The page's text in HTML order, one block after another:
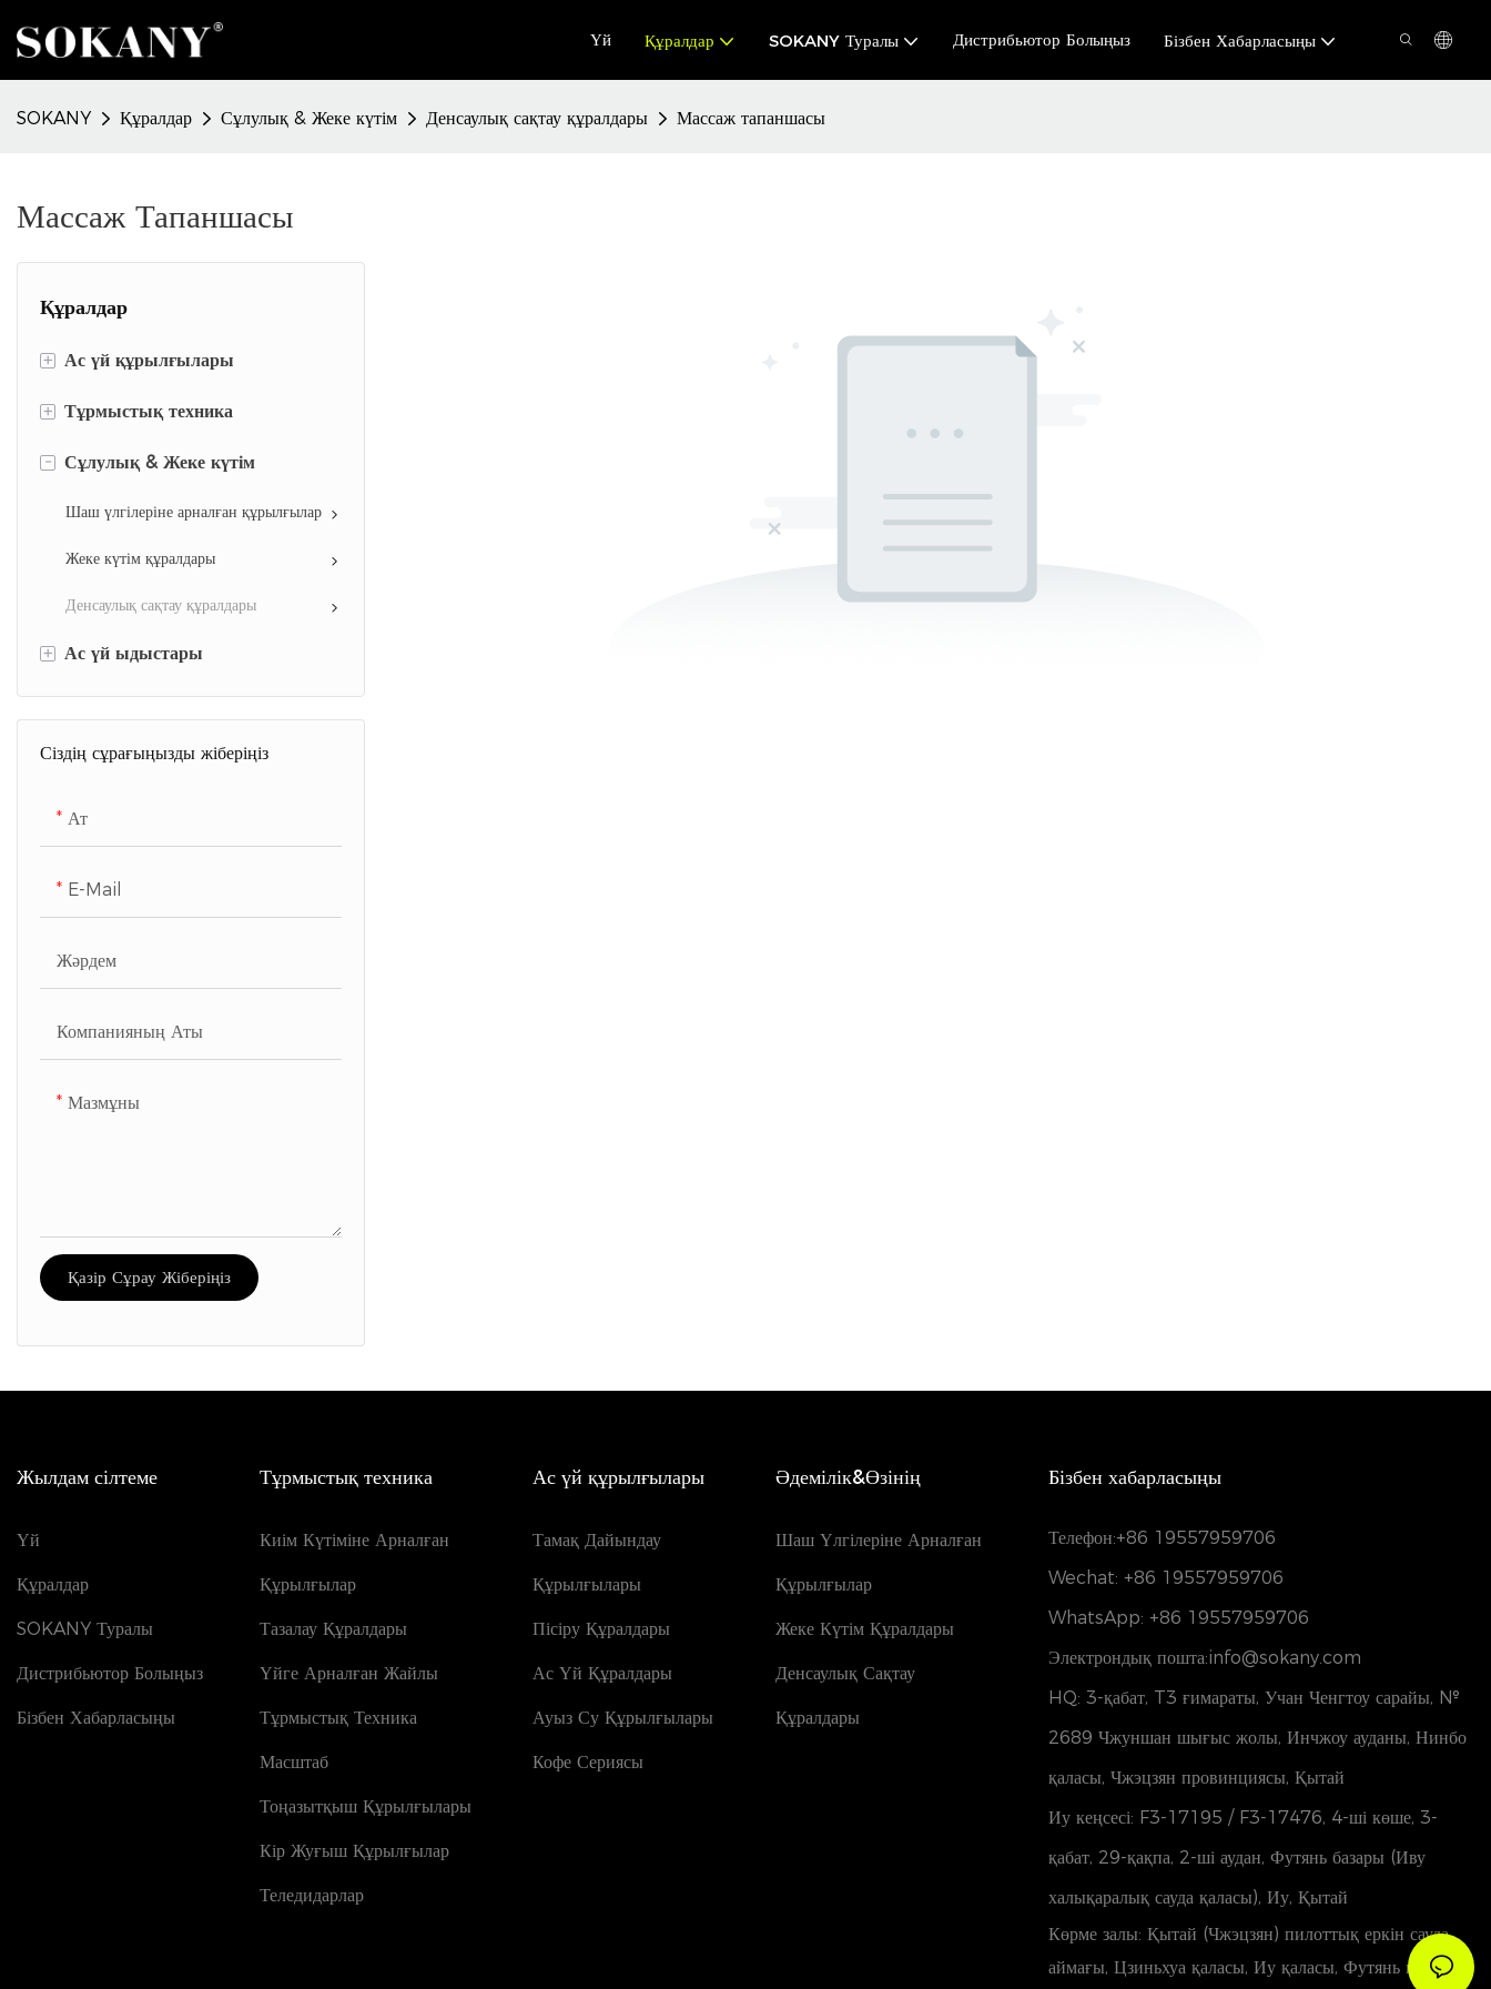
Үй Құралдар SOKANY Туралы Дистрибьютор Болыңыз Бізбен Хабарласыңы
SOKANY Құралдар Сұлулық & Жеке күтім Денсаулық сақтау құралдары Массаж тапаншасы
Массаж Тапаншасы
Құралдар
+ Ас үй құрылғылары
Тамақ дайындау құрылғылары
Пісіру құралдары
Ас үй құралдары
Ауыз су құрылғылары
Кофе сериясы
+ Тұрмыстық техника
Киім күтіміне арналған құрылғылар
Тазалау құралдары
Үйге арналған жайлы тұрмыстық
Кір жуғыш құрылғылар
Теледидарлар
- Сұлулық & Жеке күтім
Шаш үлгілеріне арналған құрылғылар
Жеке күтім құралдары
Денсаулық сақтау құралдары
+ Ас үй ыдыстары
Ас үй ыдыстары
Сіздің сұрағыңызды жіберіңіз
Ат
E-Mail
Жәрдем
Компанияның Аты
Мазмұны
Қазір Сұрау Жіберіңіз
Жылдам сілтеме
Үй
Құралдар
SOKANY Туралы
Дистрибьютор Болыңыз
Бізбен Хабарласыңы
Тұрмыстық техника
Киім Күтіміне Арналған
Құрылғылар
Тазалау Құралдары
Үйге Арналған Жайлы
Тұрмыстық Техника
Масштаб
Тоңазытқыш Құрылғылары
Кір Жуғыш Құрылғылар
Теледидарлар
Ас үй құрылғылары
Тамақ Дайындау
Құрылғылары
Пісіру Құралдары
Ас Үй Құралдары
Ауыз Су Құрылғылары
Кофе Сериясы
Әдемілік&Өзінің
Шаш Үлгілеріне Арналған
Құрылғылар
Жеке Күтім Құралдары
Денсаулық Сақтау
Құралдары
Бізбен хабарласыңы
Телефон:+86 19557959706
Wechat: +86 19557959706
WhatsApp: +86 19557959706
Электрондық пошта:info@sokany.com
HQ: 3-қабат, T3 ғимараты, Учан Ченгтоу сарайы, №
2689 Чжуншан шығыс жолы, Инчжоу ауданы, Нинбо
қаласы, Чжэцзян провинциясы, Қытай
Иу кеңсесі: F3-17195 / F3-17476, 4-ші көше, 3-
қабат, 29-қақпа, 2-ші аудан, Футянь базары (Иву
халықаралық сауда қаласы), Иу, Қытай
Көрме залы: Қытай (Чжэцзян) пилоттық еркін сауда
аймағы, Цзиньхуа қаласы, Иу қаласы, Футянь көшесі,